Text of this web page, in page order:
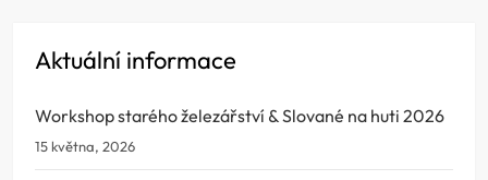
Aktuální informace
Workshop starého železářství & Slované na huti 2026
15 května, 2026